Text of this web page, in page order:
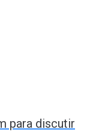
para discutir